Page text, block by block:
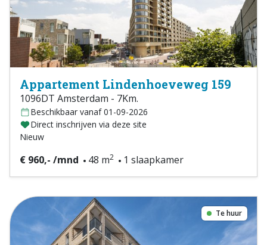
Appartement Lindenhoeveweg 159
1096DT Amsterdam - 7Km.
Beschikbaar vanaf 01-09-2026
Direct inschrijven via deze site
Nieuw
€ 960,- /mnd 48 m2 1 slaapkamer
Te huur